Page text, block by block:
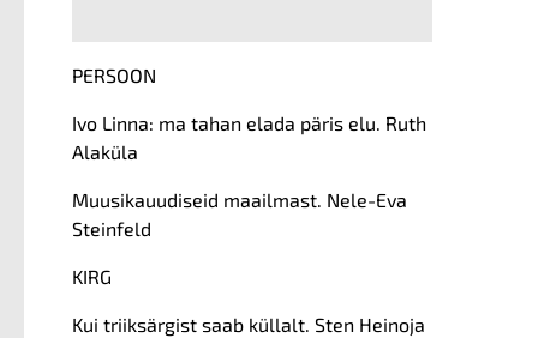
PERSOON
Ivo Linna: ma tahan elada päris elu. Ruth
Alaküla
Muusikauudiseid maailmast. Nele-Eva
Steinfeld
KIRG
Kui triiksärgist saab küllalt. Sten Heinoja